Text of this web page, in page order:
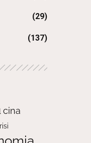
(29)
(137)
cina